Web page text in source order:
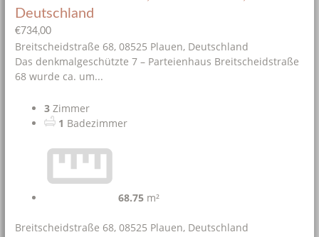
Deutschland
€734,00
Breitscheidstraße 68, 08525 Plauen, Deutschland
Das denkmalgeschützte 7 – Parteienhaus Breitscheidstraße
68 wurde ca. um...
3 Zimmer
1 Badezimmer
68.75 m²
Breitscheidstraße 68, 08525 Plauen, Deutschland